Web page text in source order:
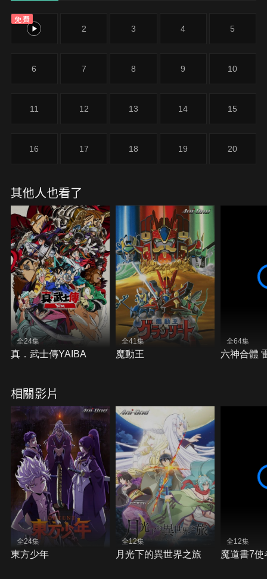
勇者。冒牌勇者們的目的是將傳說世界上只有一隻的
夢幻珍獸．黃金金屬史萊姆，也就是可美搶走。為了
蒙在鼓裡的羅莫斯王進行成功捕獲可美的報告時追上
受感動，他對達伊稱讚有加，並且授予他「霸者之
帕普尼卡王國的司教提姆金及賢者巴隆，以及一位名
免費
1 2 3 4 5
6 7 8 9 10
11 12 13 14 15
16 17 18 19 20
其他人也看了
全24集
真．武士傳YAIBA
全41集
魔動王
全64集
六神合體
相關影片
全24集
東方少年
全12集
月光下的異世界之旅
全12集
魔道書7使